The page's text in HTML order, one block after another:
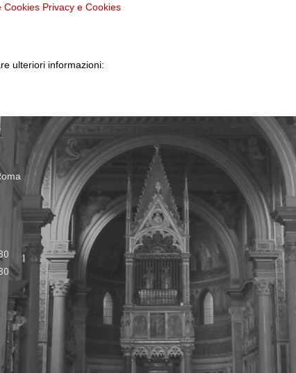
Cookies Privacy e Cookies
ulteriori informazioni: